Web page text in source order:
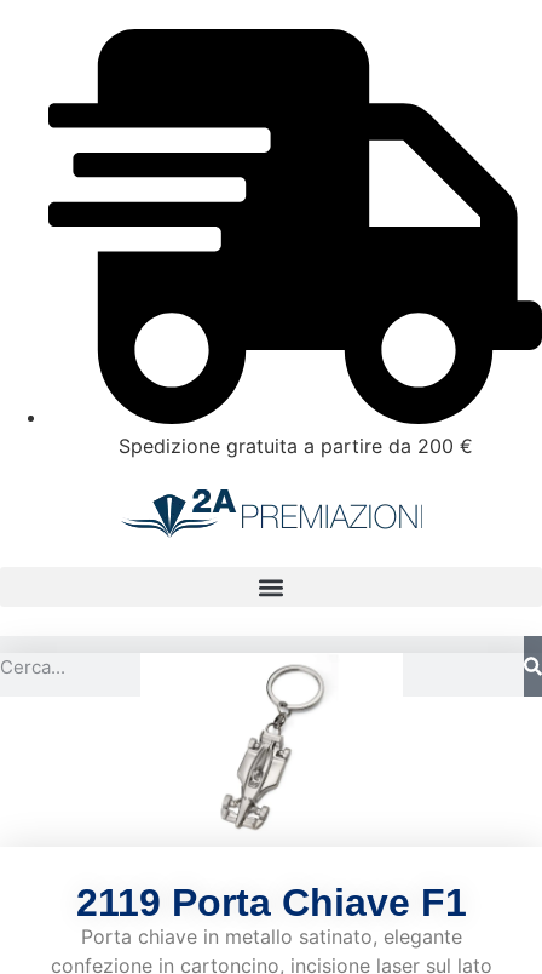
Spedizione gratuita a partire da 200 €
2119 Porta Chiave F1
Porta chiave in metallo satinato, elegante
confezione in cartoncino, incisione laser sul lato